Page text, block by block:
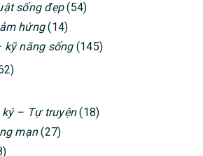
sống đẹp(54)
hứng(14)
kỹ năng sống(145)
– Tự truyện(18)
mạn(27)